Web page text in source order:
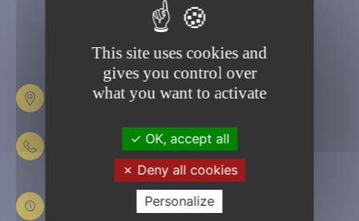
Place Fulbert de Beina
02 33 84 44 44
Du lundi au jeudi
de 8h30 à 12h et de 13h30 à 17h30
This site uses cookies and
gives you control over
what you want to activate
OK, accept all
Deny all cookies
Personalize